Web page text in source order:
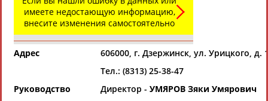
Главная » Региональные спортивные организации
СВОДНЫЕ ИНДЕКСЫ
имеете недостающую информацию,
внесите изменения самостоятельно
Адрес
606000, г. Дзержинск, ул. Урицкого, д.
Тел.: (8313) 25-38-47
Руководство
Директор - УМЯРОВ Зяки Умярович